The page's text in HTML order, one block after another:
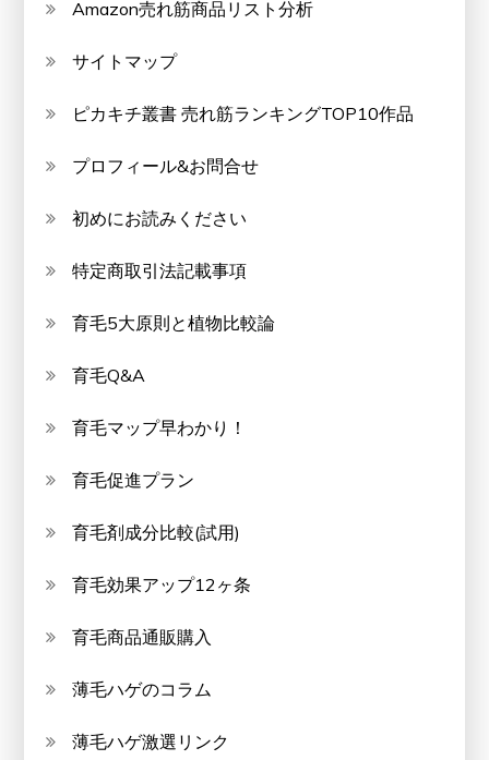
Amazon売れ筋商品リスト分析
サイトマップ
ピカキチ叢書 売れ筋ランキングTOP10作品
プロフィール&お問合せ
初めにお読みください
特定商取引法記載事項
育毛5大原則と植物比較論
育毛Q&A
育毛マップ早わかり！
育毛促進プラン
育毛剤成分比較(試用)
育毛効果アップ12ヶ条
育毛商品通販購入
薄毛ハゲのコラム
薄毛ハゲ激選リンク